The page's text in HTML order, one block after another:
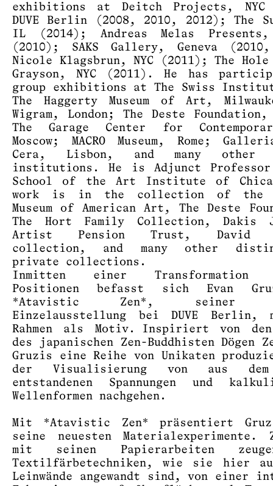
exhibitions at Deitch Projects, NYC
DUVE Berlin (2008, 2010, 2012); The
IL (2014); Andreas Melas Presents,
(2010); SAKS Gallery, Geneva
Nicole Klagsbrun, NYC (2011); The
Grayson, NYC (2011). He has
group exhibitions at The Swiss
The Haggerty Museum of Art,
Wigram, London; The Deste
The Garage Center for
Moscow; MACRO Museum, Rome;
Cera, Lisbon, and many other
institutions. He is Adjunct
School of the Art Institute of
work is in the collection of the
Museum of American Art, The Deste
The Hort Family Collection, Dakis
Artist Pension Trust, David
collection, and many other
private collections.
Inmitten einer Transformation
Positionen befasst sich Evan
*Atavistic Zen*, seiner
Einzelausstellung bei DUVE Berlin,
Rahmen als Motiv. Inspiriert von den
des japanischen Zen-Buddhisten Dögen
Gruzis eine Reihe von Unikaten
der Visualisierung von aus dem
entstandenen Spannungen und
Wellenformen nachgehen.
Mit *Atavistic Zen* präsentiert
seine neuesten Materialexperimente.
mit seinen Papierarbeiten
Textilfärbetechniken, wie sie hier
Leinwände angewandt sind, von einer